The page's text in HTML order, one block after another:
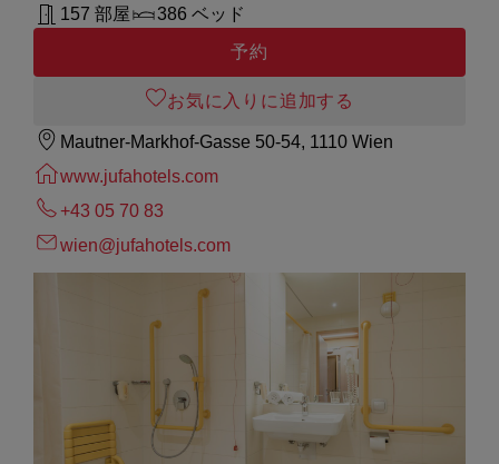
157 部屋
386 ベッド
予約
お気に入りに追加する
Mautner-Markhof-Gasse 50-54, 1110 Wien
www.jufahotels.com
+43 05 70 83
wien@jufahotels.com